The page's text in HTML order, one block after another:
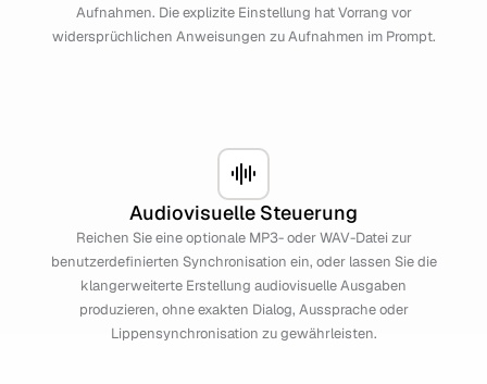
Aufnahmen. Die explizite Einstellung hat Vorrang vor
widersprüchlichen Anweisungen zu Aufnahmen im Prompt.
Audiovisuelle Steuerung
Reichen Sie eine optionale MP3- oder WAV-Datei zur
benutzerdefinierten Synchronisation ein, oder lassen Sie die
klangerweiterte Erstellung audiovisuelle Ausgaben
produzieren, ohne exakten Dialog, Aussprache oder
Lippensynchronisation zu gewährleisten.